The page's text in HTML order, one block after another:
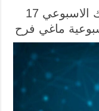
حظك لهذا الأسبوع توقعات برجك الاسبوعي 17